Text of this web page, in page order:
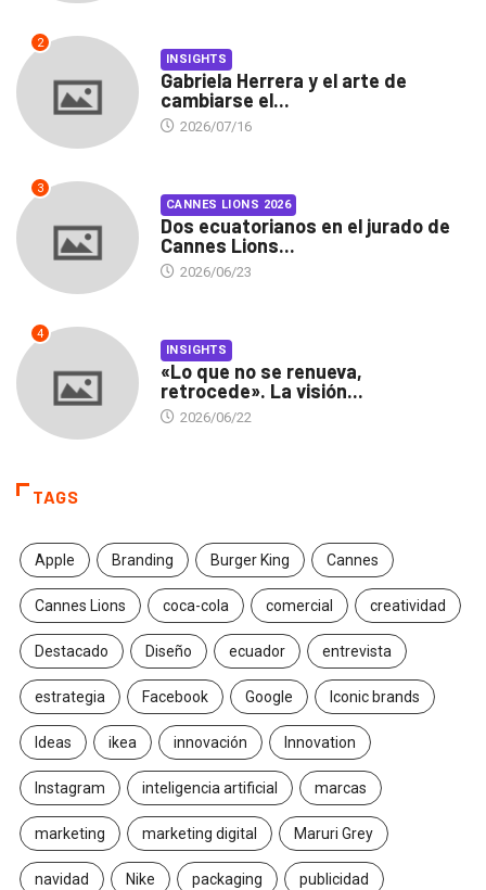
2
INSIGHTS
Gabriela Herrera y el arte de
cambiarse el...
2026/07/16
3
CANNES LIONS 2026
Dos ecuatorianos en el jurado de
Cannes Lions...
2026/06/23
4
INSIGHTS
«Lo que no se renueva,
retrocede». La visión...
2026/06/22
TAGS
Apple Branding Burger King Cannes
Cannes Lions coca-cola comercial creatividad
Destacado Diseño ecuador entrevista
estrategia Facebook Google Iconic brands
Ideas ikea innovación Innovation
Instagram inteligencia artificial marcas
marketing marketing digital Maruri Grey
navidad Nike packaging publicidad